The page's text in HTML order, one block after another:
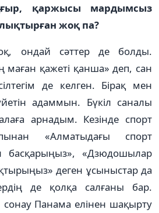
қаржысы мардымсыз
жоқ­ па?
ондай сәттер де болды.
маған қажеті қанша» деп, сан
де келген. Бірақ мен
адаммын. Бүкіл саналы
арнадым. Кезінде спорт
«Алматыдағы спорт
бас­қа­рыңыз», «Дзюдошылар
деген ұсыныстар да
де қолқа салғаны бар.
сонау Панама елінен шақырту